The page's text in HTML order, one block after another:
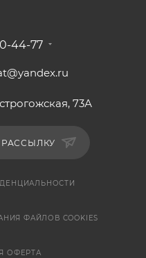
44-77
73А
ФАЙЛОВ COOKIES
ОФЕРТА